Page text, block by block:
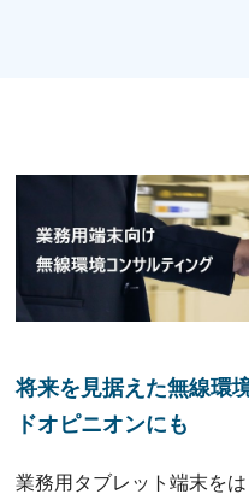
将来を⾒据えた無線環
ドオピニオンにも
業務用タブレット端末を